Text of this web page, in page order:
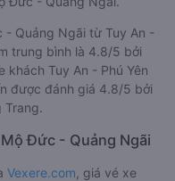
Quảng Ngãi từ Tuy An -
trung bình là 4.8/5 bởi
khách Tuy An - Phú Yên
được đánh giá 4.8/5 bởi
Trang.
Đức - Quảng Ngãi
Vexere.com , giá vé xe